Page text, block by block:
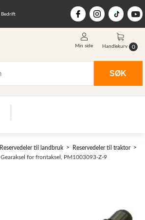
Bedrift
SØK
Min side Handlekurv 0
Reservedeler til landbruk
Reservedeler til traktor
Gearaksel for frontaksel, PM1003093-Z-9